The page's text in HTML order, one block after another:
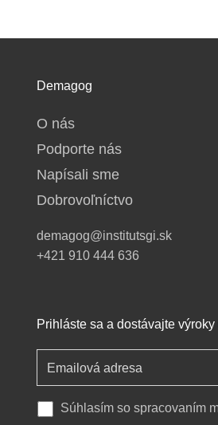
Demagog
O nás
Podporte nás
Napísali sme
Dobrovoľníctvo
demagog@institutsgi.sk
+421 910 444 636
Prihláste sa a dostávajte
Súhlasím so spracovaním